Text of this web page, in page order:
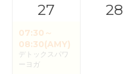
27
07:30～
08:30(AMY)
デトックスパワ
ーヨガ
28